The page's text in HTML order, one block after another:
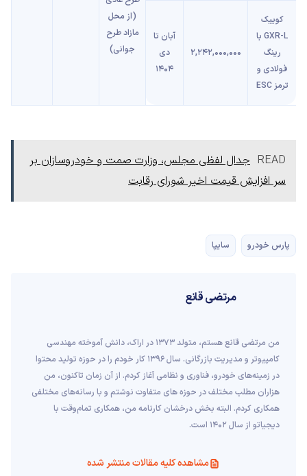
(از محل
مازاد طرح
جوانی)
کوییک
GXR-L با
رینگ
فولادی و
ترمز ESC
2,242,000,000
آبان تا
دی
1404
READ جدال لفظی مجلس، وزارت صمت و خودروسازان بر
سر افزایش قیمت اخیر شورای رقابت
پارس خودرو سایپا
مرتضی قانع
من مرتضی قانع هستم، متولد 1373 در اراک، دانش آموخته مهندسی
کامپیوتر و مدیریت بازرگانی. سال 1396 کار خودم را در حوزه تولید محتوا
در زمینه‌های خودرو، فناوری و نظامی آغاز کردم. از آن زمان تاکنون، من
هزاران مطلب مختلف در حوزه های متفاوت نوشتم و با رسانه‌های مختلفی
همکاری کردم. البته بخش درخشان کارنامه من، همکاری تمام‌وقت با
دیجیاتو از سال 1402 است.
مشاهده کلیه مقالات منتشر شده